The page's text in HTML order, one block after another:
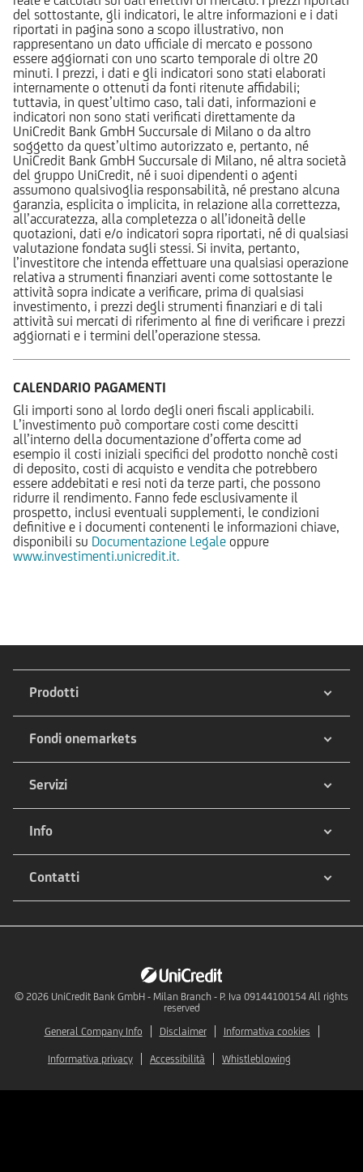
del sottostante, gli indicatori, le altre informazioni e i dati
riportati in pagina sono a scopo illustrativo, non
rappresentano un dato ufficiale di mercato e possono
essere aggiornati con uno scarto temporale di oltre 20
minuti. I prezzi, i dati e gli indicatori sono stati elaborati
internamente o ottenuti da fonti ritenute affidabili;
tuttavia, in quest’ultimo caso, tali dati, informazioni e
indicatori non sono stati verificati direttamente da
UniCredit Bank GmbH Succursale di Milano o da altro
soggetto da quest’ultimo autorizzato e, pertanto, né
UniCredit Bank GmbH Succursale di Milano, né altra società
del gruppo UniCredit, né i suoi dipendenti o agenti
assumono qualsivoglia responsabilità, né prestano alcuna
garanzia, esplicita o implicita, in relazione alla correttezza,
all’accuratezza, alla completezza o all’idoneità delle
quotazioni, dati e/o indicatori sopra riportati, né di qualsiasi
valutazione fondata sugli stessi. Si invita, pertanto,
l’investitore che intenda effettuare una qualsiasi operazione
relativa a strumenti finanziari aventi come sottostante le
attività sopra indicate a verificare, prima di qualsiasi
investimento, i prezzi degli strumenti finanziari e di tali
attività sui mercati di riferimento al fine di verificare i prezzi
aggiornati e i termini dell’operazione stessa.
CALENDARIO PAGAMENTI
Gli importi sono al lordo degli oneri fiscali applicabili.
L’investimento può comportare costi come descitti
all’interno della documentazione d’offerta come ad
esempio il costi iniziali specifici del prodotto nonchè costi
di deposito, costi di acquisto e vendita che potrebbero
essere addebitati e resi noti da terze parti, che possono
ridurre il rendimento. Fanno fede esclusivamente il
prospetto, inclusi eventuali supplementi, le condizioni
definitive e i documenti contenenti le informazioni chiave,
disponibili su Documentazione Legale oppure
www.investimenti.unicredit.it.
Prodotti
Fondi onemarkets
Servizi
Info
Contatti
© 2026 UniCredit Bank GmbH - Milan Branch - P. Iva 09144100154 All rights
reserved
General Company Info
Disclaimer Informativa cookies
Informativa privacy Accessibilità Whistleblowing